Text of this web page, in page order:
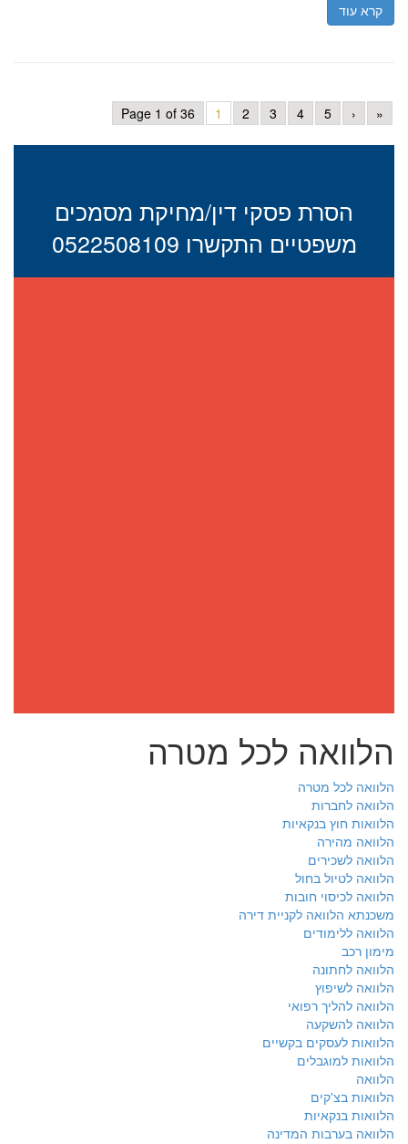
קרא עוד
Page 1 of 36 1 2 3 4 5 › »
הסרת פסקי דין/מחיקת מסמכים
משפטיים התקשרו 0522508109
הלוואה לכל מטרה
הלוואה לכל מטרה
הלוואה לחברות
הלוואות חוץ בנקאיות
הלוואה מהירה
הלוואה לשכירים
הלוואה לטיול בחול
הלוואה לכיסוי חובות
משכנתא הלוואה לקניית דירה
הלוואה ללימודים
מימון רכב
הלוואה לחתונה
הלוואה לשיפוץ
הלוואה להליך רפואי
הלוואה להשקעה
הלוואות לעסקים בקשיים
הלוואות למוגבלים
הלוואה
הלוואות בצ'קים
הלוואות בנקאיות
הלוואה בערבות המדינה